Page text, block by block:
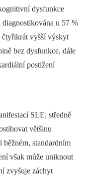
dysfunkce
u 57 %
vyšší výskyt
bez dysfunkce, dále
postižení
SLE; středně
většinu
běžném, standardním
však může uniknout
zvyšuje záchyt